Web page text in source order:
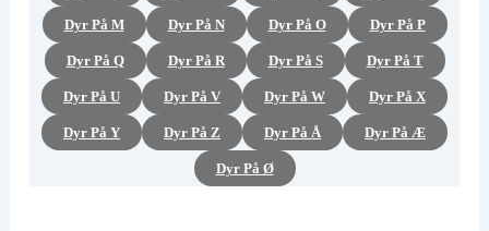
Dyr På M Dyr På N Dyr På O Dyr På P
Dyr På Q Dyr På R Dyr På S Dyr På T
Dyr På U Dyr På V Dyr På W Dyr På X
Dyr På Y Dyr På Z Dyr På Å Dyr På Æ
Dyr På Ø